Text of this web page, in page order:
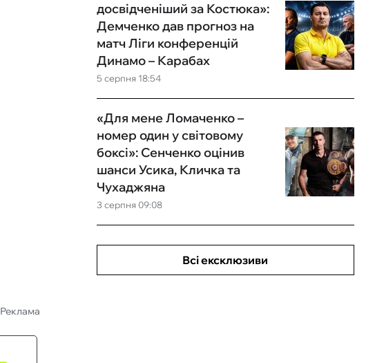
Реклама
5 серпня 18:54
досвідченіший за Костюка»:
Демченко дав прогноз на
матч Ліги конференцій
Динамо – Карабах
3 серпня 09:08
«Для мене Ломаченко –
номер один у світовому
боксі»: Сенченко оцінив
шанси Усика, Кличка та
Чухаджяна
Всі ексклюзиви